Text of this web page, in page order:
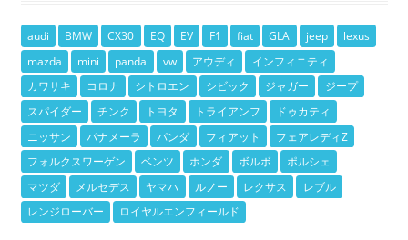
audi BMW CX30 EQ EV F1 fiat GLA jeep
lexus
mazda
mini panda vw アウディ
インフィニティ
カワサキ
コロナ シトロエン シビック ジャガー
ジープ
スパイダー
チンク トヨタ トライアンフ
ドゥカティ
ニッサン
パナメーラ パンダ フィアット
フェアレディZ
フォルクスワーゲン
ベンツ ホンダ ボルボ
ポルシェ
マツダ
メルセデス ヤマハ ルノー レクサス
レブル
レンジローバー
ロイヤルエンフィールド